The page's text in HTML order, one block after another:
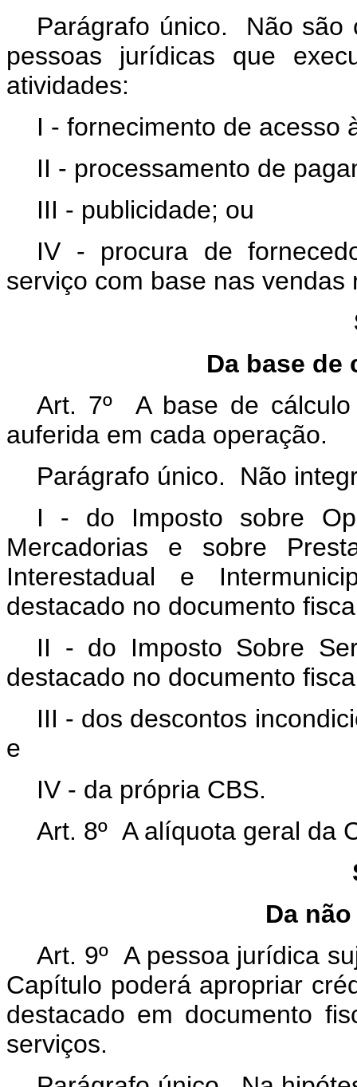
Parágrafo único. Não são
pessoas jurídicas que
atividades:
I - fornecimento de acesso
II - processamento de
III - publicidade; ou
IV - procura de
serviço com base nas vendas
Da base de
Art. 7º A base de
auferida em cada operação.
Parágrafo único. Não
I - do Imposto sobre
Mercadorias e sobre
Interestadual e
destacado no documento
II - do Imposto Sobre
destacado no documento
III - dos descontos
e
IV - da própria CBS.
Art. 8º A alíquota geral da
Da
Art. 9º A pessoa jurídica
Capítulo poderá apropriar
destacado em documento
serviços.